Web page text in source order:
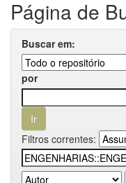
Página de
Buscar em:
por
Filtros correntes: